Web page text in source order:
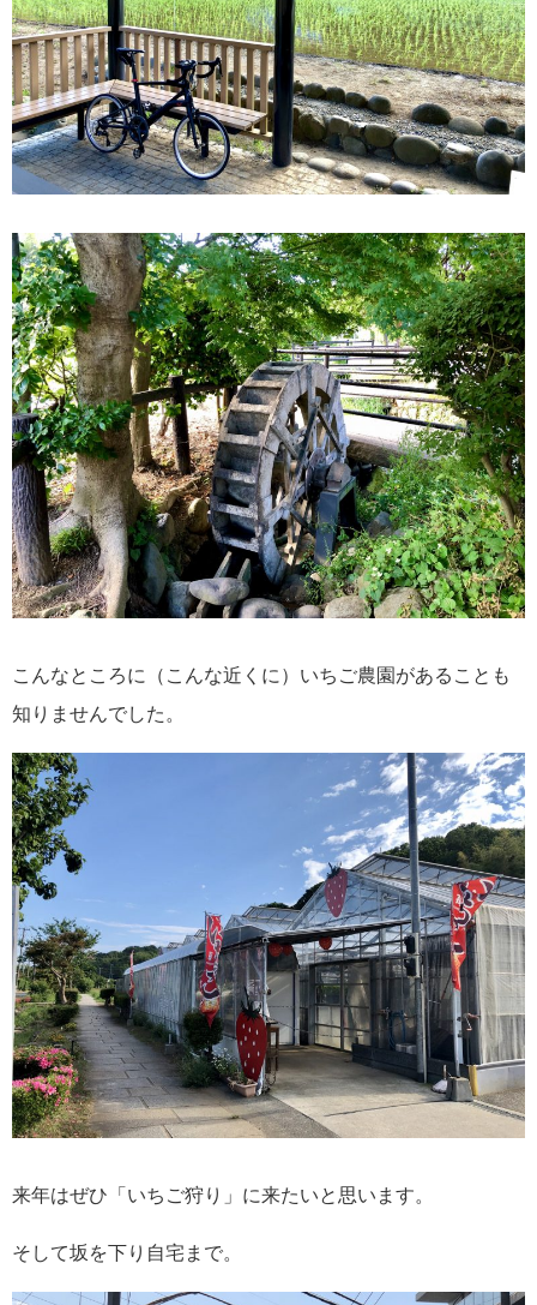
こんなところに（こんな近くに）いちご農園があることも
知りませんでした。
来年はぜひ「いちご狩り」に来たいと思います。
そして坂を下り自宅まで。